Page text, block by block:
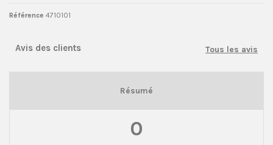
Référence 4710101
Avis des clients Tous les avis
Résumé
0